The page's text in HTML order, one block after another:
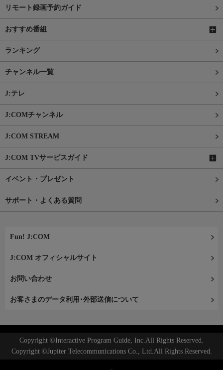
リモート録画予約ガイド
おすすめ番組
ランキング
チャンネル一覧
J:テレ
J:COMチャンネル
J:COM STREAM
J:COM TVサービスガイド
イベント・プレゼント
サポート・よくある質問
Fun! J:COM
J:COM オフィシャルサイト
お問い合わせ
お客さまのデータ利用･外部送信について
Copyright ©Interactive Program Guide, Inc.All Rights Reserved.
Copyright ©Jupiter Telecommunications Co., Ltd.All Rights Reserved.